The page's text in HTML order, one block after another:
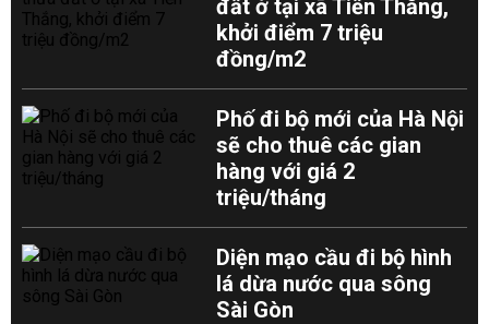
đất ở tại xã Tiến Thắng,
khởi điểm 7 triệu
đồng/m2
Phố đi bộ mới của Hà Nội
sẽ cho thuê các gian
hàng với giá 2
triệu/tháng
Diện mạo cầu đi bộ hình
lá dừa nước qua sông
Sài Gòn